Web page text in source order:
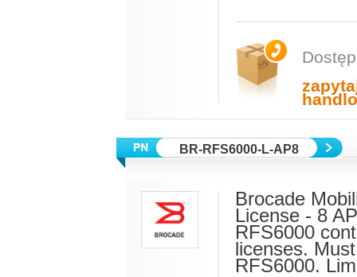
BR-RFS6000-L-AP8
Brocade
License - 8
RFS6000
licenses.
RFS6000.